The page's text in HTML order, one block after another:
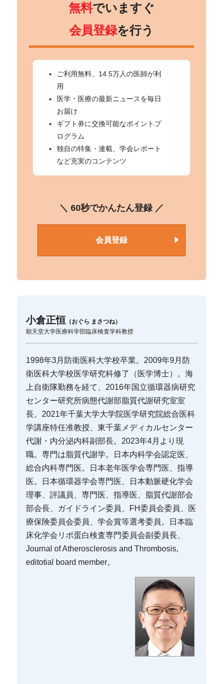
無料でいますぐ
会員登録を行う
ご利用無料、14.5万人の医師が利
用
医学・医療の最新ニュースを毎日
お届け
ギフト券に交換可能なポイントプ
ログラム
独自の特集・連載、学会レポート
など充実のコンテンツ
＼ 60秒でかんたん登録 ／
会員登録
小倉正恒 （おぐら まさつね）
順天堂大学医療科学部臨床検査学科教授
1998年3月防衛医科大学校卒業。2009年9月防
衛医科大学校医学研究科修了（医学博士）。海
上自衛隊勤務を経て、2016年国立循環器病研究
センター研究所病態代謝部脂質代謝研究室室
長。2021年千葉大学大学院医学研究院総合医科
学講座特任准教授、東千葉メディカルセンター
代謝・内分泌内科副部長。2023年4月より現
職。専門は脂質代謝学。日本内科学会認定医、
総合内科専門医。日本老年医学会専門医、指導
医。日本循環器学会専門医、日本動脈硬化学会
理事、評議員、専門医、指導医、脂質代謝部会
部会長、ガイドライン委員、FH委員会委員、医
療保険委員会委員、学会賞等選考委員。日本臨
床化学会リポ蛋白検査専門委員会副委員長、
Journal of Atherosclerosis and Thrombosis,
editotial board member。